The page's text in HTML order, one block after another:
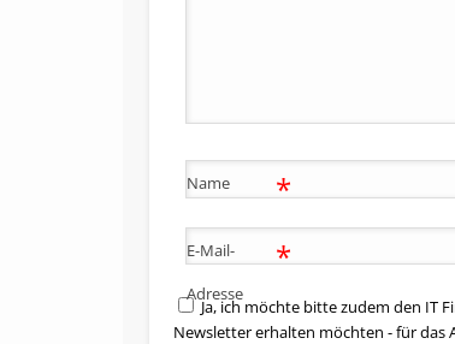
Name *
E-Mail-
Adresse
*
Ja, ich möchte bitte zudem den IT
Newsletter erhalten möchten - für das